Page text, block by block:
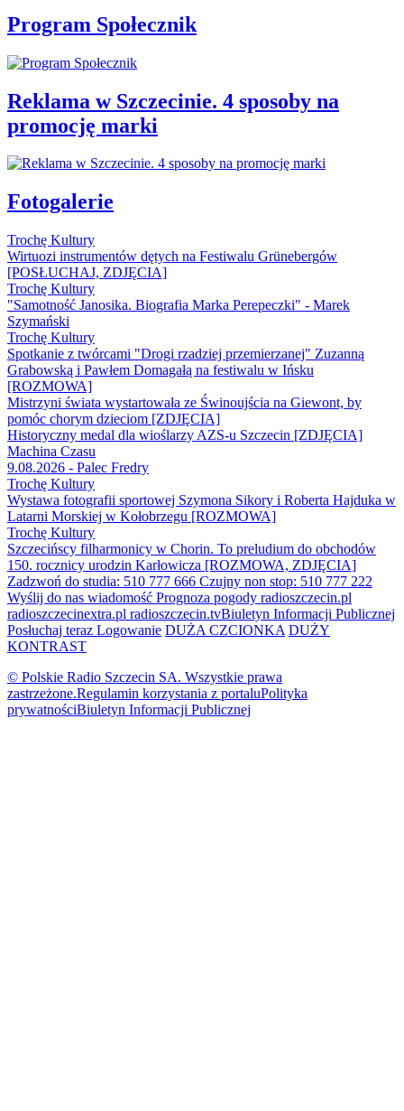
Program Społecznik
Reklama w Szczecinie. 4 sposoby na
promocję marki
Fotogalerie
Trochę Kultury
Wirtuozi instrumentów dętych na Festiwalu Grünebergów
[POSŁUCHAJ, ZDJĘCIA]
Trochę Kultury
"Samotność Janosika. Biografia Marka Perepeczki" - Marek
Szymański
Trochę Kultury
Spotkanie z twórcami "Drogi rzadziej przemierzanej" Zuzanną
Grabowską i Pawłem Domagałą na festiwalu w Ińsku
[ROZMOWA]
Mistrzyni świata wystartowała ze Świnoujścia na Giewont, by
pomóc chorym dzieciom [ZDJĘCIA]
Historyczny medal dla wioślarzy AZS-u Szczecin [ZDJĘCIA]
Machina Czasu
9.08.2026 - Palec Fredry
Trochę Kultury
Wystawa fotografii sportowej Szymona Sikory i Roberta Hajduka w
Latarni Morskiej w Kołobrzegu [ROZMOWA]
Trochę Kultury
Szczecińscy filharmonicy w Chorin. To preludium do obchodów
150. rocznicy urodzin Karłowicza [ROZMOWA, ZDJĘCIA]
Zadzwoń do studia: 510 777 666 Czujny non stop: 510 777 222
Wyślij do nas wiadomość Prognoza pogody radioszczecin.pl
radioszczecinextra.pl radioszczecin.tvBiuletyn Informacji Publicznej
Posłuchaj teraz Logowanie DUŻA CZCIONKA DUŻY
KONTRAST
© Polskie Radio Szczecin SA. Wszystkie prawa
zastrzeżone.Regulamin korzystania z portaluPolityka
prywatnościBiuletyn Informacji Publicznej